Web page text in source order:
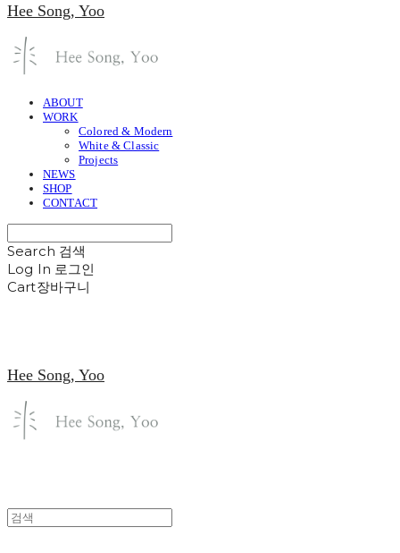
Hee Song, Yoo
ABOUT
WORK
Colored & Modern
White & Classic
Projects
NEWS
SHOP
CONTACT
Search 검색
Log In 로그인
Cart장바구니
Hee Song, Yoo